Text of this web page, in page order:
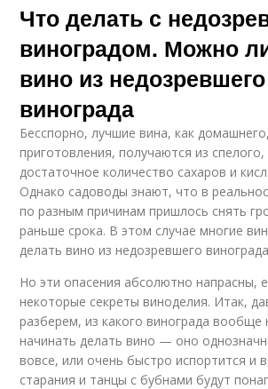
Что делать с
виноградом. Можно
вино из недозревшего
винограда
Бесспорно, лучшие вина, как
приготовления, получаются из
достаточное количество сахаров и
Однако садоводы знают, что в
по разным причинам пришлось снять
раньше срока. В этом случае многие
делать вино из недозревшего
Но эти опасения абсолютно напрасны,
некоторые секреты виноделия. Итак,
разберем, из какого винограда вообще
начинать делать вино — оно
вовсе, или очень быстро испортится и
старания и танцы с бубнами будут